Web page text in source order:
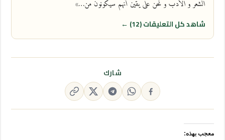
الشعر و الأدب و نحن على يقين أنهم سيكونون من…»
شاهد كل التعليقات (12) ←
شارك
معجب بهذه: